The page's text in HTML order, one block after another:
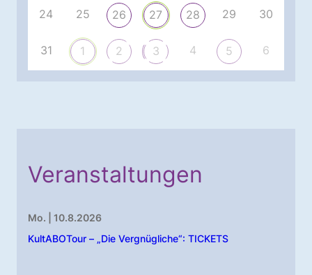
24 25 26 27 28 29 30
31 1 2 3 4 5 6
Veranstaltungen
Mo. | 10.8.2026
KultABOTour – „Die Vergnügliche“: TICKETS